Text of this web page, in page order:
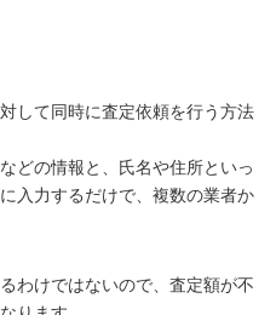
して同時に査定依頼を行う方法
どの情報と、氏名や住所といっ
入力するだけで、複数の業者か
わけではないので、査定額が不